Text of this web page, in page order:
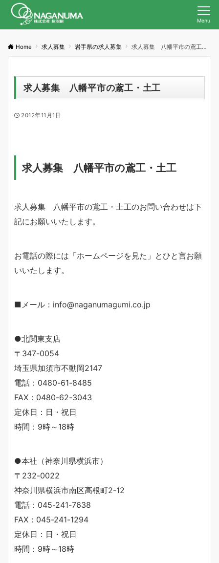
Menu
Home 求人募集 岩手県の求人募集 求人募集 八幡平市の鳶工・土工
求人募集 八幡平市の鳶工・土工
2012年11月1日
求人募集 八幡平市の鳶工・土工
求人募集 八幡平市の鳶工・土工のお問い合わせは下
記にお願いいたします。
お電話の際には「ホームページを見た」とひと言お願
いいたします。
■メール：info@naganumagumi.co.jp
●北関東支店
〒347-0054
埼玉県加須市不動岡2147
電話：0480-61-8485
FAX：0480-62-3043
定休日：日・祝日
時間：9時～18時
●本社（神奈川県横浜市）
〒232-0022
神奈川県横浜市南区高根町2-12
電話：045-241-7638
FAX：045-241-1294
定休日：日・祝日
時間：9時～18時